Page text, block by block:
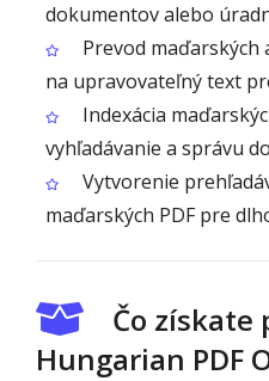
dokumentov alebo
Prevod maďarských
na upravovateľný text
Indexácia
vyhľadávanie a správu
Vytvorenie
maďarských PDF pre
Čo získate
Hungarian PDF